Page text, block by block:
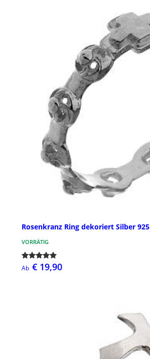
Rosenkranz Ring dekoriert Silber 925
VORRÄTIG
Ab € 19,90